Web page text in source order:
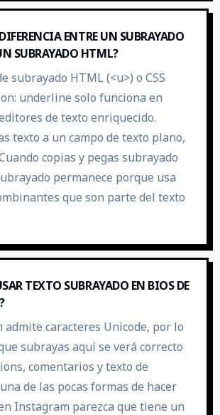
ENTRE UN SUBRAYADO
SUBRAYADO HTML?
subrayado HTML (<u>) o CSS
underline solo funciona en
de texto enriquecido.
texto a un campo de texto plano,
copias y pegas subrayado
permanece porque usa
que son parte del texto
TEXTO SUBRAYADO EN BIOS DE
admite caracteres Unicode, por lo
subrayas aquí se verá correcto
comentarios y texto de
de las pocas formas de hacer
Instagram parezca que tiene un